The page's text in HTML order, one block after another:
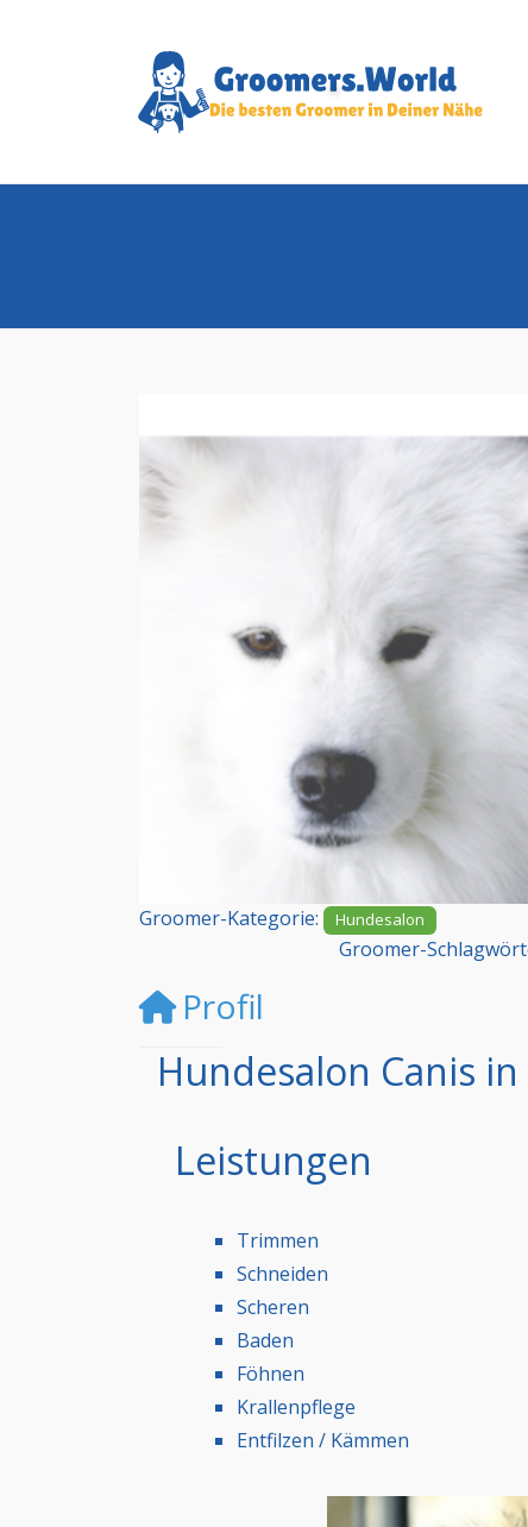
Vorheriges
Groomer-Kategorie: Hundesalon
Groomer-
Profil
Hundesalon Canis in
Leistungen
Trimmen
Schneiden
Scheren
Baden
Föhnen
Krallenpflege
Entfilzen / Kämmen